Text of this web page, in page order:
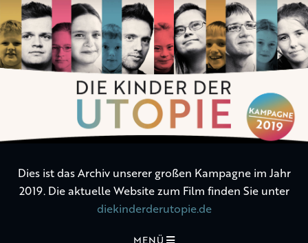
Die
Kinder
der
Dies ist das Archiv unserer großen Kampagne im Jahr
2019. Die aktuelle Website zum Film finden Sie unter
diekinderderutopie.de
MENÜ